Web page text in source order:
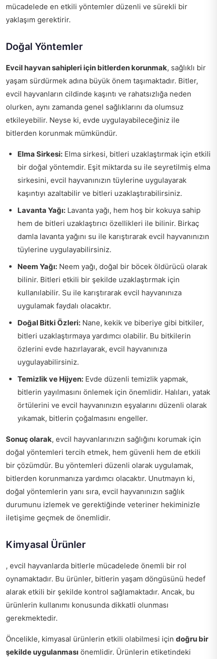
mücadelede en etkili yöntemler düzenli ve sürekli bir
yaklaşım gerektirir.
Doğal Yöntemler
Evcil hayvan sahipleri için bitlerden korunmak, sağlıklı bir
yaşam sürdürmek adına büyük önem taşımaktadır. Bitler,
evcil hayvanların cildinde kaşıntı ve rahatsızlığa neden
olurken, aynı zamanda genel sağlıklarını da olumsuz
etkileyebilir. Neyse ki, evde uygulayabileceğiniz ile
bitlerden korunmak mümkündür.
Elma Sirkesi: Elma sirkesi, bitleri uzaklaştırmak için etkili
bir doğal yöntemdir. Eşit miktarda su ile seyretilmiş elma
sirkesini, evcil hayvanınızın tüylerine uygulayarak
kaşıntıyı azaltabilir ve bitleri uzaklaştırabilirsiniz.
Lavanta Yağı: Lavanta yağı, hem hoş bir kokuya sahip
hem de bitleri uzaklaştırıcı özellikleri ile bilinir. Birkaç
damla lavanta yağını su ile karıştırarak evcil hayvanınızın
tüylerine uygulayabilirsiniz.
Neem Yağı: Neem yağı, doğal bir böcek öldürücü olarak
bilinir. Bitleri etkili bir şekilde uzaklaştırmak için
kullanılabilir. Su ile karıştırarak evcil hayvanınıza
uygulamak faydalı olacaktır.
Doğal Bitki Özleri: Nane, kekik ve biberiye gibi bitkiler,
bitleri uzaklaştırmaya yardımcı olabilir. Bu bitkilerin
özlerini evde hazırlayarak, evcil hayvanınıza
uygulayabilirsiniz.
Temizlik ve Hijyen: Evde düzenli temizlik yapmak,
bitlerin yayılmasını önlemek için önemlidir. Halıları, yatak
örtülerini ve evcil hayvanınızın eşyalarını düzenli olarak
yıkamak, bitlerin çoğalmasını engeller.
Sonuç olarak, evcil hayvanlarınızın sağlığını korumak için
doğal yöntemleri tercih etmek, hem güvenli hem de etkili
bir çözümdür. Bu yöntemleri düzenli olarak uygulamak,
bitlerden korunmanıza yardımcı olacaktır. Unutmayın ki,
doğal yöntemlerin yanı sıra, evcil hayvanınızın sağlık
durumunu izlemek ve gerektiğinde veteriner hekiminizle
iletişime geçmek de önemlidir.
Kimyasal Ürünler
, evcil hayvanlarda bitlerle mücadelede önemli bir rol
oynamaktadır. Bu ürünler, bitlerin yaşam döngüsünü hedef
alarak etkili bir şekilde kontrol sağlamaktadır. Ancak, bu
ürünlerin kullanımı konusunda dikkatli olunması
gerekmektedir.
Öncelikle, kimyasal ürünlerin etkili olabilmesi için doğru bir
şekilde uygulanması önemlidir. Ürünlerin etiketindeki